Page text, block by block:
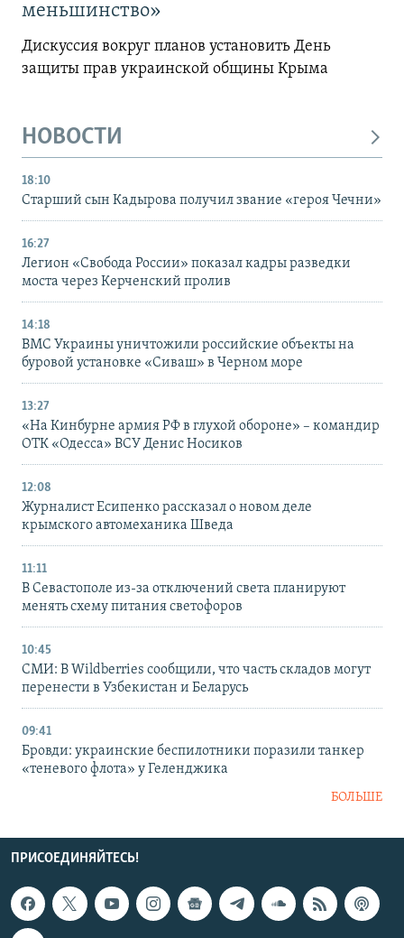
меньшинство»
Дискуссия вокруг планов установить День
защиты прав украинской общины Крыма
НОВОСТИ
18:10
Старший сын Кадырова получил звание «героя Чечни»
16:27
Легион «Свобода России» показал кадры разведки
моста через Керченский пролив
14:18
ВМС Украины уничтожили российские объекты на
буровой установке «Сиваш» в Черном море
13:27
«На Кинбурне армия РФ в глухой обороне» – командир
ОТК «Одесса» ВСУ Денис Носиков
12:08
Журналист Есипенко рассказал о новом деле
крымского автомеханика Шведа
11:11
В Севастополе из-за отключений света планируют
менять схему питания светофоров
10:45
СМИ: В Wildberries сообщили, что часть складов могут
перенести в Узбекистан и Беларусь
09:41
Бровди: украинские беспилотники поразили танкер
«теневого флота» у Геленджика
БОЛЬШЕ
ПРИСОЕДИНЯЙТЕСЬ!